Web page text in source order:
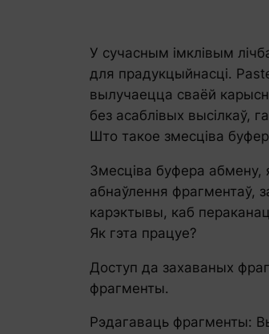
У сучасным імклівым
для прадукцыйнасці.
вылучаецца сваёй
без асаблівых высілкаў,
Што такое змесціва
Змесціва буфера абмену,
абнаўлення фрагментаў,
карэктывы, каб
Як гэта працуе?
Доступ да захаваных
фрагменты.
Рэдагаваць фрагменты: